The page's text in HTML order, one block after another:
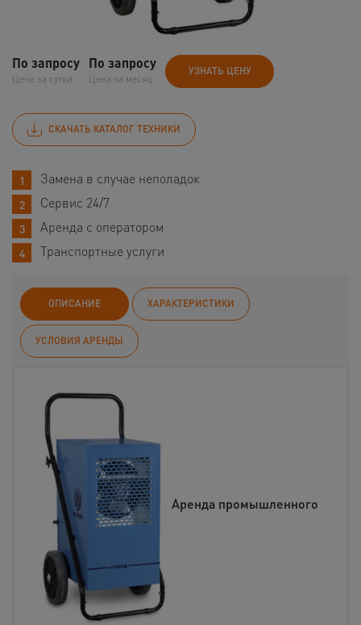
По запросу
Цена за сутки
По запросу
Цена за месяц
УЗНАТЬ ЦЕНУ
СКАЧАТЬ КАТАЛОГ ТЕХНИКИ
Замена в случае неполадок
Сервис 24/7
Аренда с оператором
Транспортные услуги
ОПИСАНИЕ ХАРАКТЕРИСТИКИ
УСЛОВИЯ АРЕНДЫ
Аренда промышленного